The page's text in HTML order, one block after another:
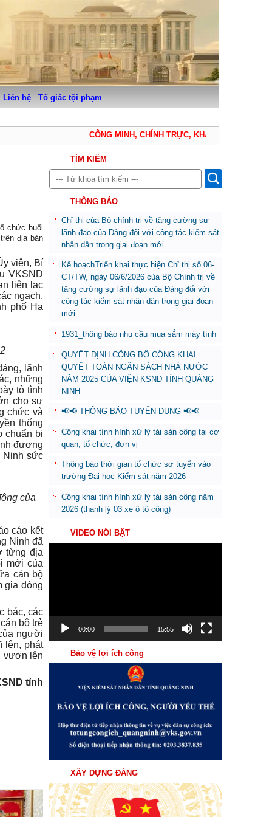
Liên hệ Tố giác tội phạm
CÔNG MINH, CHÍNH TRỰC, KHÁCH QUAN, THẬN
chức buổi
địa bàn
viên, Bí
VKSND
liên lạc
ngạch,
phố Hạ
lãnh
những
tỏ tình
cho sự
chức và
thống
chuẩn bị
đương
Ninh sức
của
cáo kết
Ninh đã
từng địa
mới của
cán bộ
gia đóng
bác, các
bộ trẻ
người
lên, phát
vươn lên
tỉnh
31
TÌM KIẾM
THÔNG BÁO
Chỉ thị của Bộ chính trị về tăng cường sự
lãnh đạo của Đảng đối với công tác kiểm sát
nhân dân trong giai đoạn mới
Kế hoạchTriển khai thực hiện Chỉ thị số 06-
CT/TW, ngày 06/6/2026 của Bộ Chính trị về
tăng cường sự lãnh đạo của Đảng đối với
công tác kiểm sát nhân dân trong giai đoạn
mới
1931_thông báo nhu cầu mua sắm máy tính
QUYẾT ĐỊNH CÔNG BỐ CÔNG KHAI
QUYẾT TOÁN NGÂN SÁCH NHÀ NƯỚC
NĂM 2025 CỦA VIỆN KSND TỈNH QUẢNG
NINH
📢📢 THÔNG BÁO TUYỂN DỤNG 📢📢
Công khai tình hình xử lý tài sản công tại cơ
quan, tổ chức, đơn vị
Thông báo thời gian tổ chức sơ tuyển vào
trường Đại học Kiểm sát năm 2026
Công khai tình hình xử lý tài sản công năm
2026 (thanh lý 03 xe ô tô công)
VIDEO NỔI BẬT
00:00 15:55
Bảo vệ lợi ích công
XÂY DỰNG ĐẢNG